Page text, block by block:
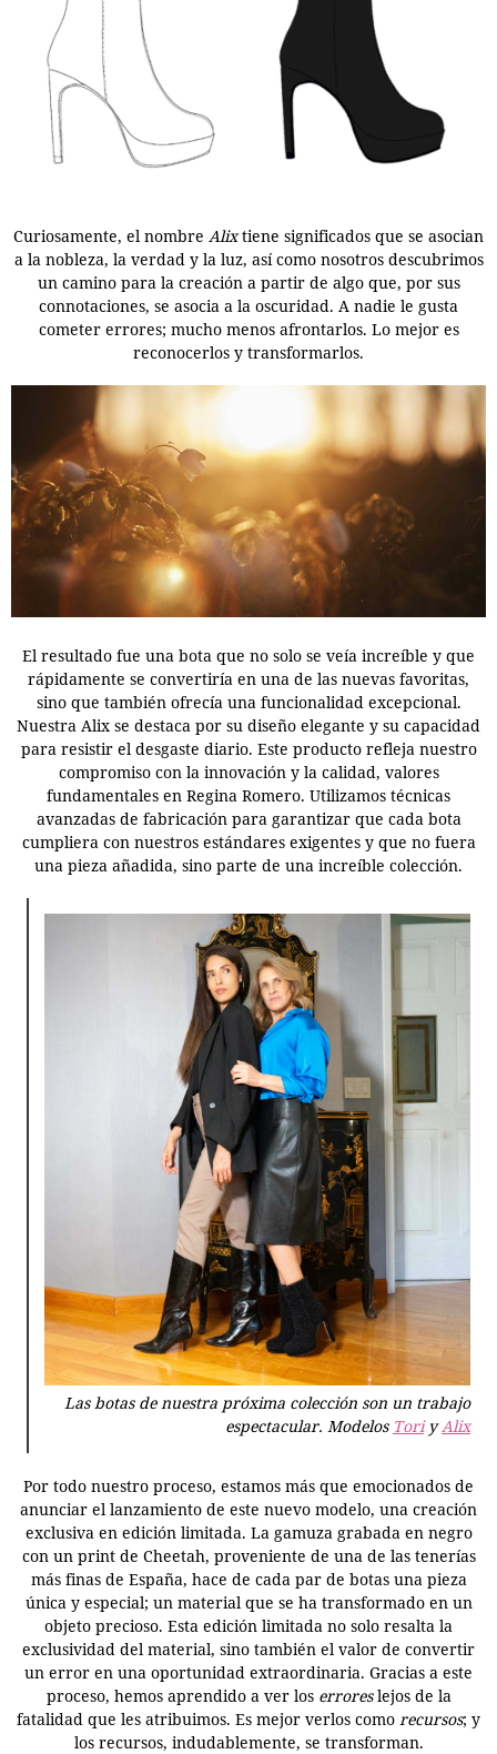
Curiosamente, el nombre Alixtiene significados que se asocian
a la nobleza, la verdad y la luz, así como nosotros descubrimos
un camino para la creación a partir de algo que, por sus
connotaciones, se asocia a la oscuridad. A nadie le gusta
cometer errores; mucho menos afrontarlos. Lo mejor es
reconocerlos y transformarlos.
El resultado fue una bota que no solo se veía increíble y que
rápidamente se convertiría en una de las nuevas favoritas,
sino que también ofrecía una funcionalidad excepcional.
Nuestra Alix se destaca por su diseño elegante y su capacidad
para resistir el desgaste diario. Este producto refleja nuestro
compromiso con la innovación y la calidad, valores
fundamentales en Regina Romero. Utilizamos técnicas
avanzadas de fabricación para garantizar que cada bota
cumpliera con nuestros estándares exigentes y que no fuera
una pieza añadida, sino parte de una increíble colección.
Las botas de nuestra próxima colección son un trabajo
espectacular. Modelos ToriyAlix
Por todo nuestro proceso, estamos más que emocionados de
anunciar el lanzamiento de este nuevo modelo, una creación
exclusiva en edición limitada. La gamuza grabada en negro
con un print de Cheetah, proveniente de una de las tenerías
más finas de España, hace de cada par de botas una pieza
única y especial; un material que se ha transformado en un
objeto precioso. Esta edición limitada no solo resalta la
exclusividad del material, sino también el valor de convertir
un error en una oportunidad extraordinaria. Gracias a este
proceso, hemos aprendido a ver los erroreslejos de la
fatalidad que les atribuimos. Es mejor verlos como recursos; y
los recursos, indudablemente, se transforman.